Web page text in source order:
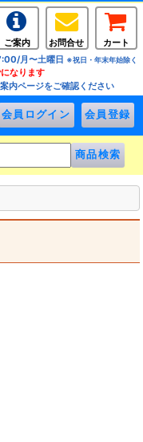
ご案内 お問合せ
カート
月〜土曜日 ※祝日・年末年始除く
なります
内ページをご確認ください